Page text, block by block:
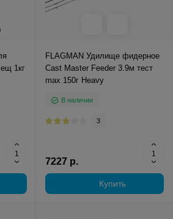
1кг
FLAGMAN Удилище фидерное
Cast Master Feeder 3.9м тест
max 150г Heavy
В наличии
3
7227 р.
Купить